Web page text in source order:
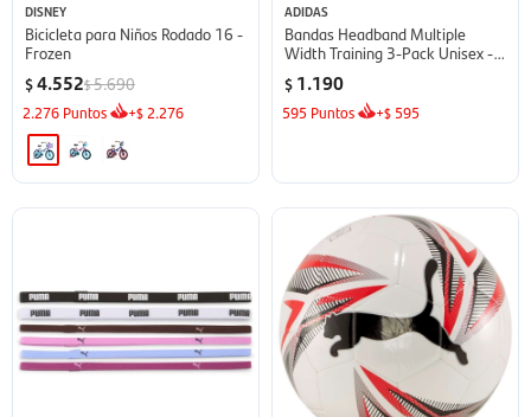
DISNEY
Bicicleta para Niños Rodado 16 -
Frozen
$4.552$5.690
2.276 Puntos +$ 2.276
ADIDAS
Bandas Headband Multiple
Width Training 3-Pack Unisex -
$ 1.190
595 Puntos +$ 595